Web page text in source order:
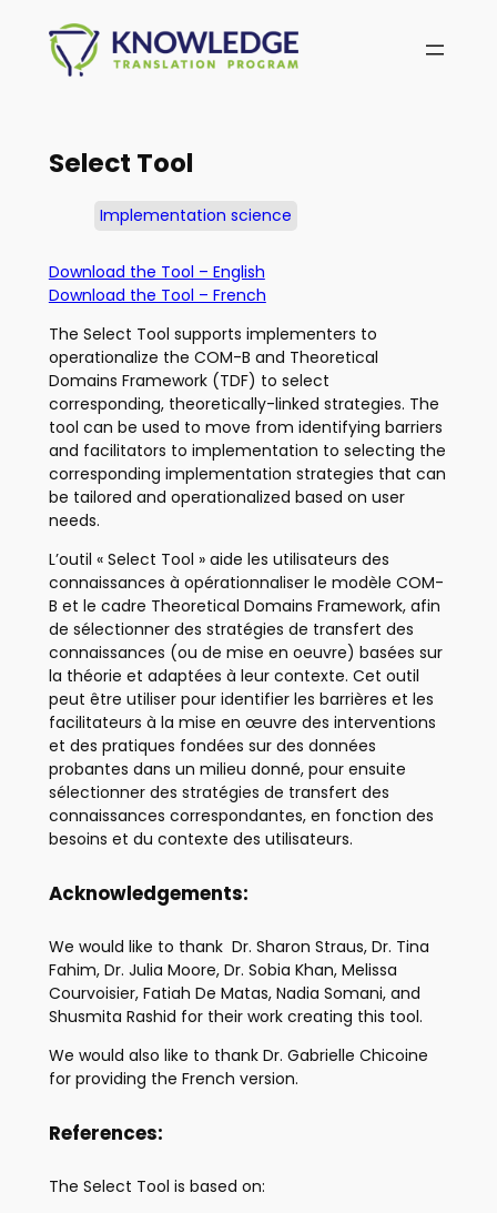
content
Select Tool
Implementation science
Download the Tool – English
Download the Tool – French
The Select Tool supports implementers to
operationalize the COM-B and Theoretical
Domains Framework (TDF) to select
corresponding, theoretically-linked strategies. The
tool can be used to move from identifying barriers
and facilitators to implementation to selecting the
corresponding implementation strategies that can
be tailored and operationalized based on user
needs.
L’outil « Select Tool » aide les utilisateurs des
connaissances à opérationnaliser le modèle COM-
B et le cadre Theoretical Domains Framework, afin
de sélectionner des stratégies de transfert des
connaissances (ou de mise en oeuvre) basées sur
la théorie et adaptées à leur contexte. Cet outil
peut être utiliser pour identifier les barrières et les
facilitateurs à la mise en œuvre des interventions
et des pratiques fondées sur des données
probantes dans un milieu donné, pour ensuite
sélectionner des stratégies de transfert des
connaissances correspondantes, en fonction des
besoins et du contexte des utilisateurs.
Acknowledgements:
We would like to thank Dr. Sharon Straus, Dr. Tina
Fahim, Dr. Julia Moore, Dr. Sobia Khan, Melissa
Courvoisier, Fatiah De Matas, Nadia Somani, and
Shusmita Rashid for their work creating this tool.
We would also like to thank Dr. Gabrielle Chicoine
for providing the French version.
References:
The Select Tool is based on: